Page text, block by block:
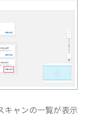
ャンの一覧が表示